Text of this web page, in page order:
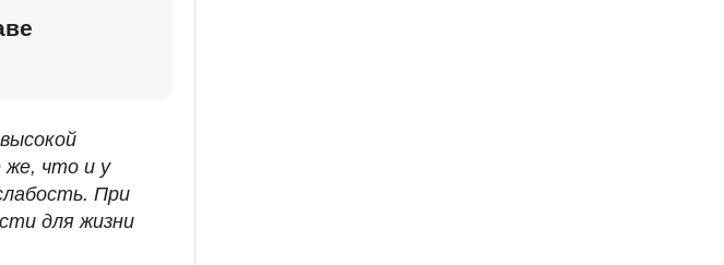
же, что и у
При
для жизни